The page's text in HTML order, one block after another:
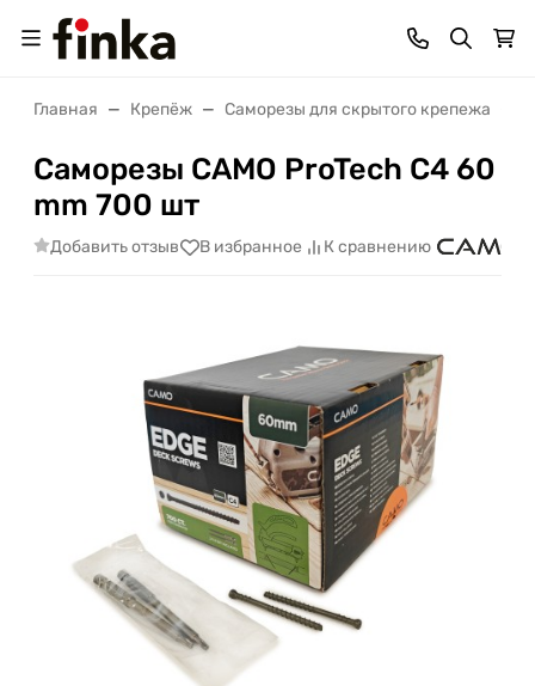
Главная Крепёж Саморезы для скрытого крепежа
Саморезы CAMO ProTech C4 60
mm 700 шт
Добавить отзыв В избранное К сравнению